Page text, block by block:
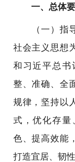
一、总体
（一）指导
社会主义思想
和习近平总书
整、准确、全
规律，坚持以
式，优化存量
色、提高效能
打造宜居、韧